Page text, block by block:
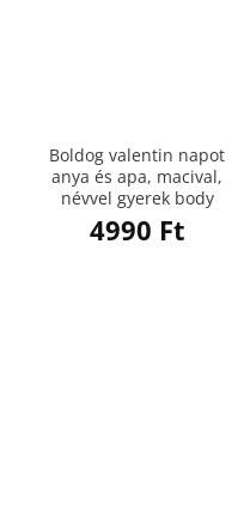
Boldog valentin napot
anya és apa, macival,
névvel gyerek body
4990 Ft